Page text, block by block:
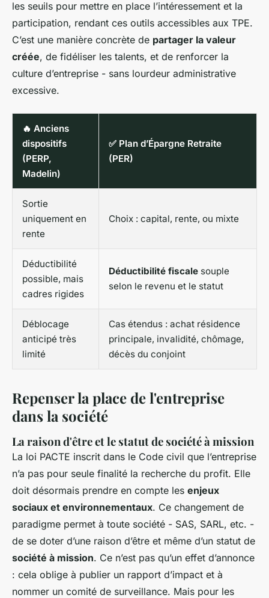
les seuils pour mettre en place l’intéressement et la
participation, rendant ces outils accessibles aux TPE.
C’est une manière concrète de partager la valeur
créée, de fidéliser les talents, et de renforcer la
culture d’entreprise - sans lourdeur administrative
excessive.
🔥 Anciens
dispositifs
(PERP,
Madelin)
✅ Plan d’Épargne Retraite
(PER)
Sortie
uniquement en
rente
Choix : capital, rente, ou mixte
Déductibilité
possible, mais
cadres rigides
Déductibilité fiscale souple
selon le revenu et le statut
Déblocage
anticipé très
limité
Cas étendus : achat résidence
principale, invalidité, chômage,
décès du conjoint
Repenser la place de l'entreprise
dans la société
La raison d'être et le statut de société à mission
La loi PACTE inscrit dans le Code civil que l’entreprise
n’a pas pour seule finalité la recherche du profit. Elle
doit désormais prendre en compte les enjeux
sociaux et environnementaux. Ce changement de
paradigme permet à toute société - SAS, SARL, etc. -
de se doter d’une raison d’être et même d’un statut de
société à mission. Ce n’est pas qu’un effet d’annonce
: cela oblige à publier un rapport d’impact et à
nommer un comité de surveillance. Mais pour les